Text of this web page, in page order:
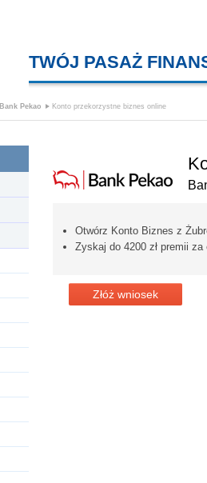
TWÓJ PASAŻ
Bank Pekao Konto przekorzystne biznes online
Otwórz Konto Biznes z
Zyskaj do 4200 zł premii
Złóż wniosek